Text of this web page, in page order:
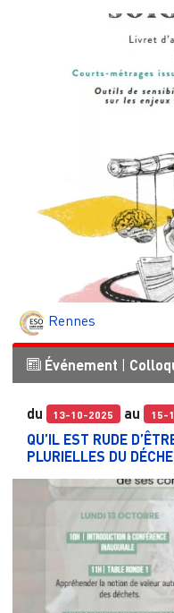
Rennes
Événement |
du 13-10-2025 au 15-
QU’IL EST RUDE
PLURIELLES DU